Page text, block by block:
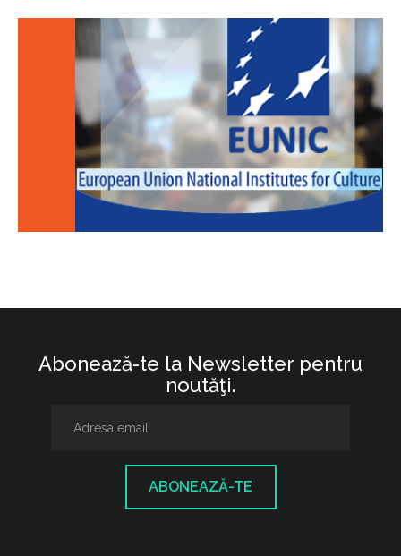
Abonează-te la Newsletter pentru
noutăţi.
ABONEAZĂ-TE